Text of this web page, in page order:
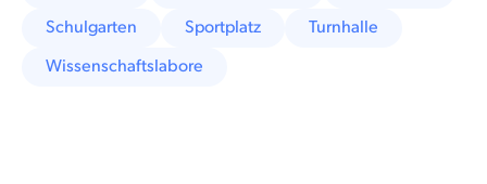
Schulgarten
Sportplatz
Turnhalle
Wissenschaftslabore